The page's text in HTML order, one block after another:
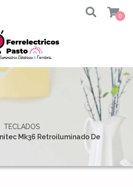
0
TECLADOS
Mk36 Retroiluminado De